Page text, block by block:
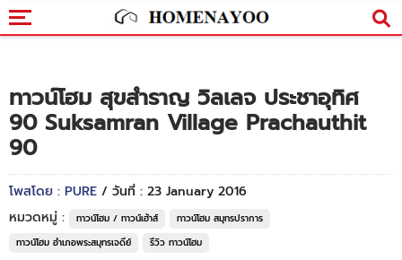
ทาวน์โฮม สุขสำราญ วิลเลจ ประชาอุทิศ
90 Suksamran Village Prachauthit
90
โพสโดย : PURE / วันที่ : 23 January 2016
หมวดหมู่ :
ทาวน์โฮม / ทาวน์เฮ้าส์
ทาวน์โฮม สมุทรปราการ
ทาวน์โฮม อำเภอพระสมุทรเจดีย์
รีวิว ทาวน์โฮม